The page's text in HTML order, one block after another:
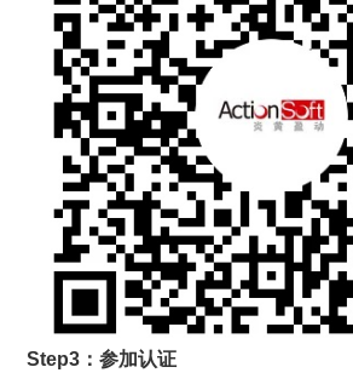
Step3：参加认证